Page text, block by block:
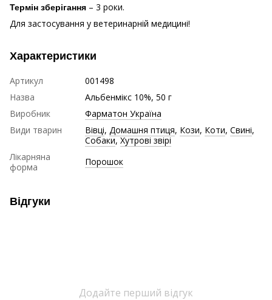
Термін зберігання – 3 роки.
Для застосування у ветеринарній медицині!
Характеристики
Артикул
001498
Назва
Альбенмікс 10%, 50 г
Виробник
Фарматон Україна
Види тварин
Вівці, Домашня птиця, Кози, Коти, Свині,
Собаки,Хутрові звірі
Лікарняна
форма
Порошок
Відгуки
Додайте перший відгук